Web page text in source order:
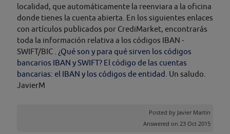
localidad, que automáticamente la reenviara a la oficina
donde tienes la cuenta abierta. En los siguientes enlaces
con artículos publicados por CrediMarket, encontrarás
toda la información relativa a los códigos IBAN -
SWIFT/BIC . ¿Qué son y para qué sirven los códigos
bancarios IBAN y SWIFT? El código de las cuentas
bancarias: el IBAN y los códigos de entidad. Un saludo.
JavierM
Posted by Javier Martin
Answered on 23 Oct 2015